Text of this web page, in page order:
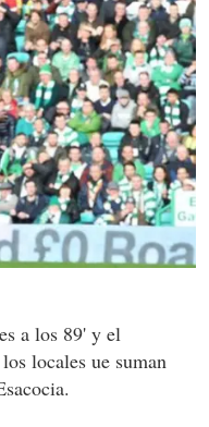
a los 89' y el
locales ue suman